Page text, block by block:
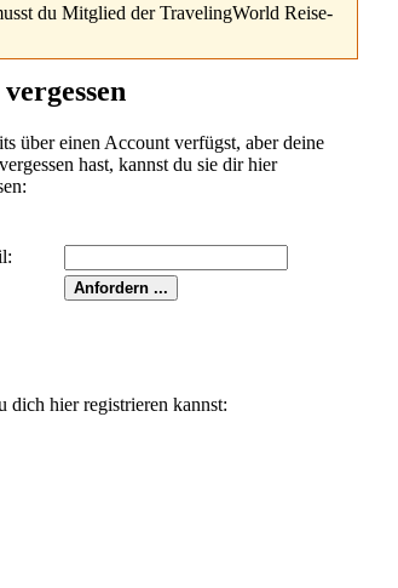
du Mitglied der TravelingWorld Reise-
über einen Account verfügst, aber deine
hast, kannst du sie dir hier
hier registrieren kannst: